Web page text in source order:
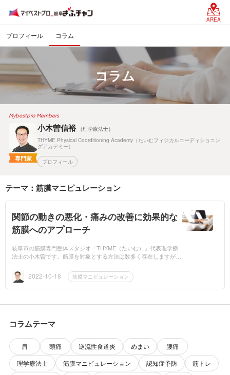
AREA
プロフィール コラム
コラム
Mybestpro Members
専門家
小木曽信裕
（理学療法士）
THYME Physical Coorditioning Academy（たいむフィジカルコーディショニン
グアカデミー）
プロフィール
テーマ：筋膜マニピュレーション
関節の動きの悪化・痛みの改善に効果的な
筋膜へのアプローチ
岐阜市の筋膜専門整体スタジオ「THYME（たいむ）」代表理学療
法士の小木曽です。筋膜を対象とする方法は数多く存在しますが、
解消することを前提...
2022-10-18 筋膜マニピュレーション
コラムテーマ
肩 頭痛 逆流性食道炎 めまい
腰痛
理学療法士
筋膜マニピュレーション 認知症予防
筋トレ